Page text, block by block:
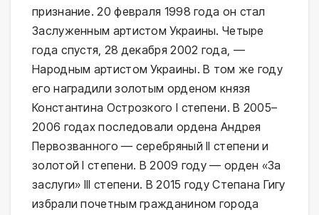
признание. 20 февраля 1998 года он стал
Заслуженным артистом Украины. Четыре
года спустя, 28 декабря 2002 года, —
Народным артистом Украины. В том же году
его наградили золотым орденом князя
Константина Острозкого I степени. В 2005–
2006 годах последовали ордена Андрея
Первозванного — серебряный II степени и
золотой I степени. В 2009 году — орден «За
заслуги» III степени. В 2015 году Степана Гигу
избрали почетным гражданином города